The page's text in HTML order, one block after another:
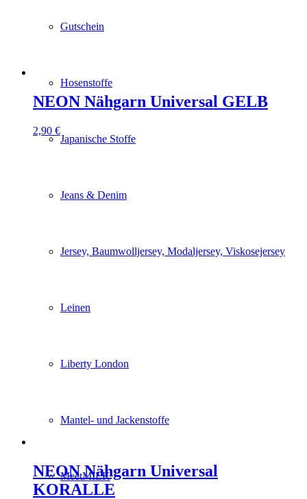
Gutschein
Hosenstoffe
Japanische Stoffe
Jeans & Denim
Jersey, Baumwolljersey, Modaljersey, Viskosejersey
Leinen
Liberty London
Mantel- und Jackenstoffe
MeetMILK
NEON Nähgarn Universal GELB
2,90 €
NEON Nähgarn Universal
KORALLE